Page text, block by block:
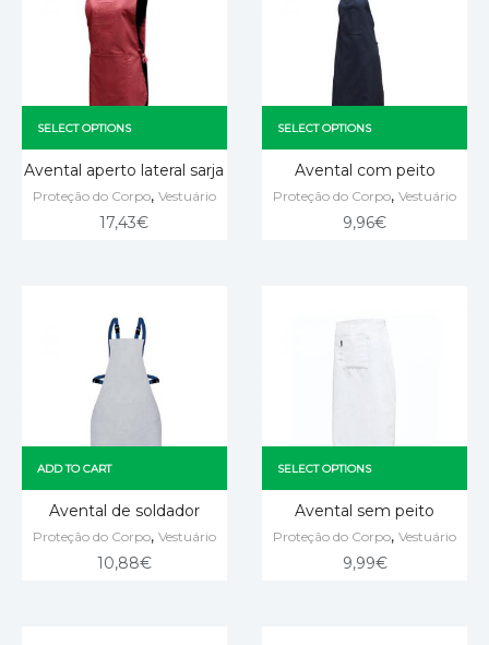
SELECT OPTIONS
Avental aperto lateral sarja
Proteção do Corpo, Vestuário
17,43€
SELECT OPTIONS
Avental com peito
Proteção do Corpo,Vestuário
9,96€
ADD TO CART
Avental de soldador
Proteção do Corpo, Vestuário
10,88€
SELECT OPTIONS
Avental sem peito
Proteção do Corpo,Vestuário
9,99€